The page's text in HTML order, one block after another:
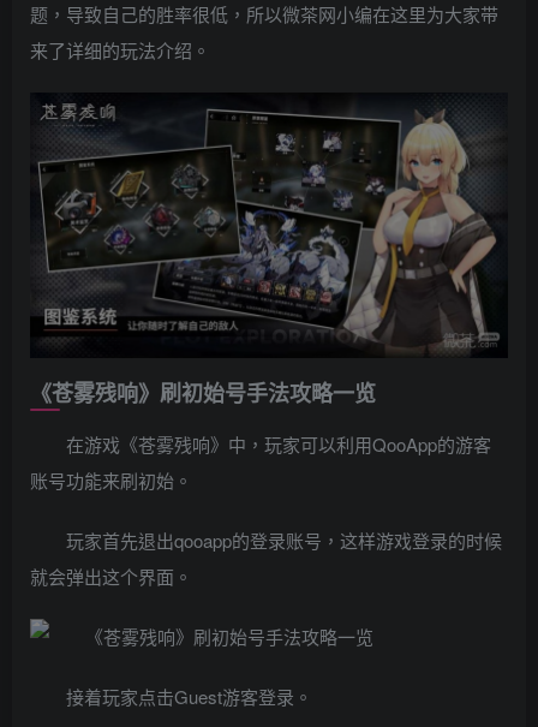
题，导致自己的胜率很低，所以微茶网小编在这里为大家带
来了详细的玩法介绍。
《苍雾残响》刷初始号手法攻略一览
在游戏《苍雾残响》中，玩家可以利用QooApp的游客
账号功能来刷初始。
玩家首先退出qooapp的登录账号，这样游戏登录的时候
就会弹出这个界面。
接着玩家点击Guest游客登录。